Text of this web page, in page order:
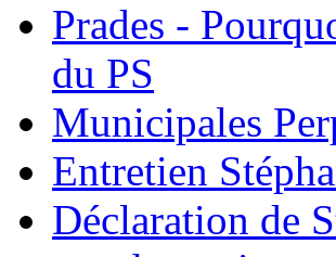
Prades -
du PS
Municipales
Entretien
Déclaration de